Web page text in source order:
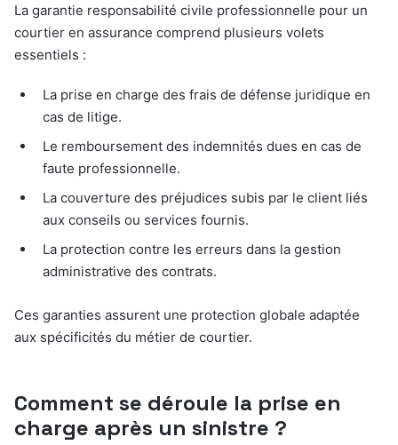
La garantie responsabilité civile professionnelle pour un
courtier en assurance comprend plusieurs volets
essentiels :
La prise en charge des frais de défense juridique en
cas de litige.
Le remboursement des indemnités dues en cas de
faute professionnelle.
La couverture des préjudices subis par le client liés
aux conseils ou services fournis.
La protection contre les erreurs dans la gestion
administrative des contrats.
Ces garanties assurent une protection globale adaptée
aux spécificités du métier de courtier.
Comment se déroule la prise en
charge après un sinistre ?